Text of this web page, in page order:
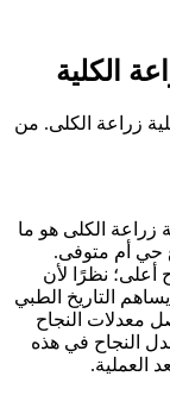
الكلية
زراعة الكلى. من
زراعة الكلى هو ما
حي أم متوفى.
نظرًا لأن
التاريخ الطبي
معدلات النجاح
النجاح في هذه
العملية.